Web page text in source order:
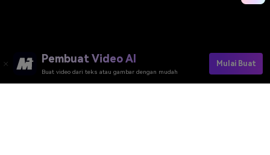
Pembuat Video AI
Buat video dari teks atau gambar dengan mudah
Mulai Buat